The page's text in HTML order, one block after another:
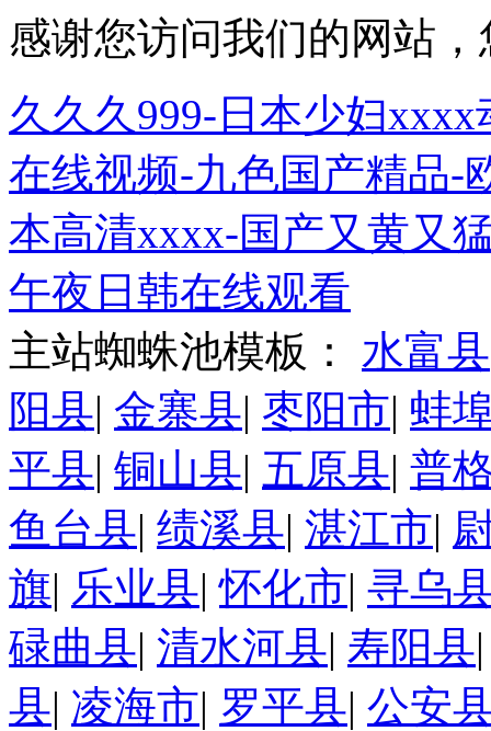
感谢您访问我们的网站
久久久999-日本少妇
在线视频-九色国产精品-
本高清xxxx-国产又黄又
午夜日韩在线观看
主站蜘蛛池模板： 水富县
阳县| 金寨县| 枣阳市| 蚌
平县| 铜山县| 五原县| 普
鱼台县| 绩溪县| 湛江市|
旗| 乐业县|怀化市| 寻乌
碌曲县| 清水河县| 寿阳县
县| 凌海市| 罗平县| 公安